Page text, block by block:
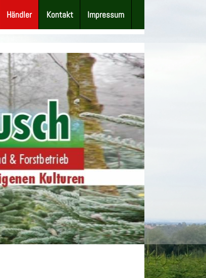
Händler Kontakt Impressum